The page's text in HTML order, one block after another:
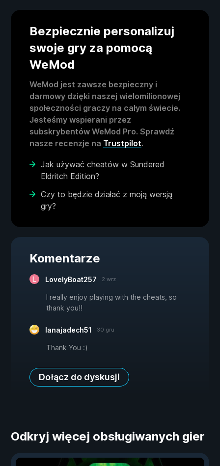
Bezpiecznie personalizuj
swoje gry za pomocą
WeMod
WeMod jest zawsze bezpieczny i
darmowy dzięki naszej wielomilionowej
społeczności graczy na całym świecie.
Jesteśmy wspierani przez
subskrybentów WeMod Pro. Sprawdź
nasze recenzje na Trustpilot.
Jak używać cheatów w Sundered
Eldritch Edition?
Czy to będzie działać z moją wersją
gry?
Komentarze
LovelyBoat257 2 wrz
I really enjoy playing with the cheats, so
thank you!!
lanajadech51 30 gru
Thank You :)
Dołącz do dyskusji
Odkryj więcej obsługiwanych gier